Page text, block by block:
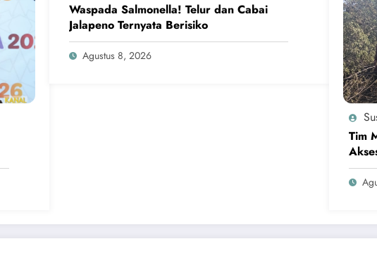
Waspada Salmonella! Telur dan Cabai
Jalapeno Ternyata Berisiko
Agustus 8, 2026
Tim